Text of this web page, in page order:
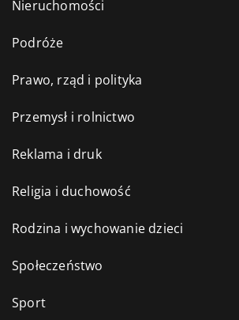
Nieruchomości
Podróże
Prawo, rząd i polityka
Przemysł i rolnictwo
Reklama i druk
Religia i duchowość
Rodzina i wychowanie dzieci
Społeczeństwo
Sport